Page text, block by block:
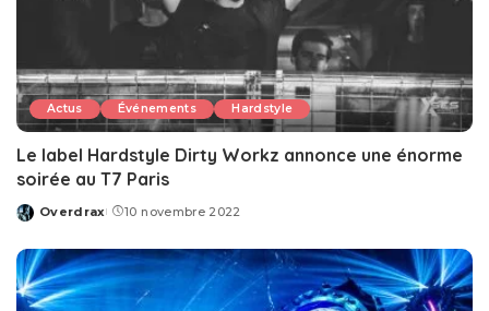
Actus Événements Hardstyle
Le label Hardstyle Dirty Workz annonce une énorme
soirée au T7 Paris
Posted
Overdrax 10 novembre 2022